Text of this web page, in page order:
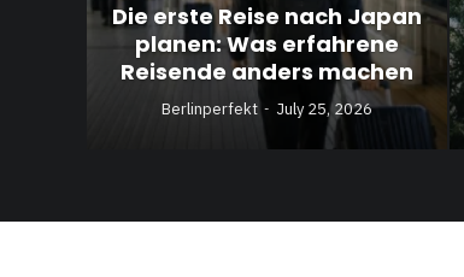
Die erste Reise nach Japan
planen: Was erfahrene
Reisende anders machen
Berlinperfekt July 25, 2026